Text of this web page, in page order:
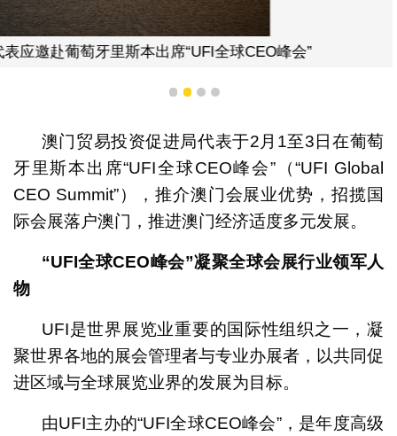
1 2 3 4
澳门贸易投资促进局代表于2月1至3日在葡萄
牙里斯本出席“UFI全球CEO峰会”（“UFI Global
CEO Summit”），推介澳门会展业优势，招揽国
际会展落户澳门，推进澳门经济适度多元发展。
“UFI全球CEO峰会”凝聚全球会展行业领军人
物
UFI是世界展览业重要的国际性组织之一，凝
聚世界各地的展会管理者与专业办展者，以共同促
进区域与全球展览业界的发展为目标。
由UFI主办的“UFI全球CEO峰会”，是年度高级